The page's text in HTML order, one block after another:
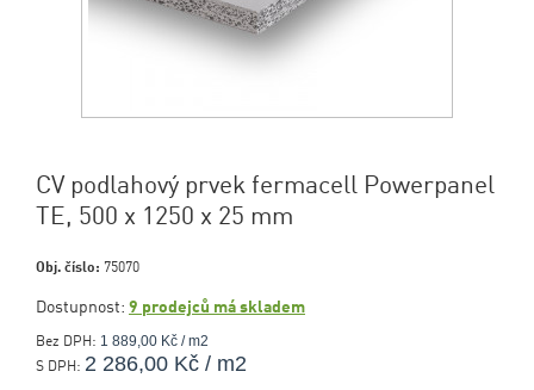
CV podlahový prvek fermacell Powerpanel
TE, 500 x 1250 x 25 mm
Obj. číslo: 75070
Dostupnost: 9 prodejců má skladem
Bez DPH: 1 889,00 Kč / m2
S DPH: 2 286,00 Kč / m2